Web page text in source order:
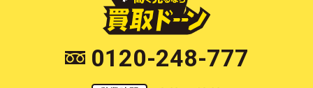
0120-248-777